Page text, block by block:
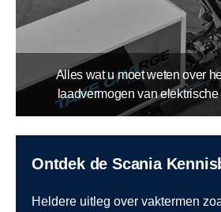
Alles wat u moet weten over
laadvermogen van
Ontdek de Scania
Heldere uitleg over vaktermen